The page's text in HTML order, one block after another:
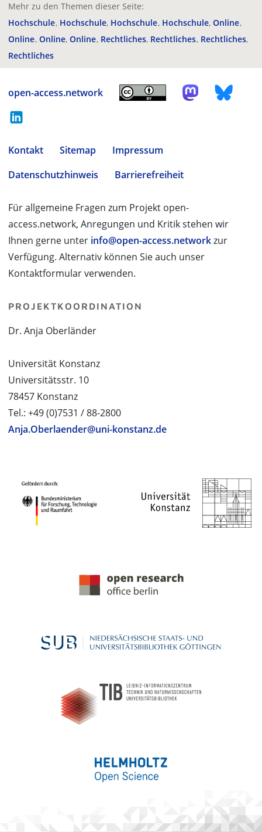
Mehr zu den Themen dieser Seite:
Hochschule Hochschule Hochschule Hochschule Online
Online Online Online Rechtliches Rechtliches Rechtliches
Rechtliches
open-access.network
Kontakt Sitemap
Impressum
Datenschutzhinweis
Barrierefreiheit
Für allgemeine Fragen zum Projekt open-
access.network, Anregungen und Kritik stehen wir
Ihnen gerne unter info@open-access.networkzur
Verfügung. Alternativ können Sie auch unser
Kontaktformular verwenden.
PROJEKTKOORDINATION
Dr. Anja Oberländer
Universität Konstanz
Universitätsstr. 10
78457 Konstanz
Tel.: +49 (0)7531 / 88-2800
Anja.Oberlaender@uni-konstanz.de